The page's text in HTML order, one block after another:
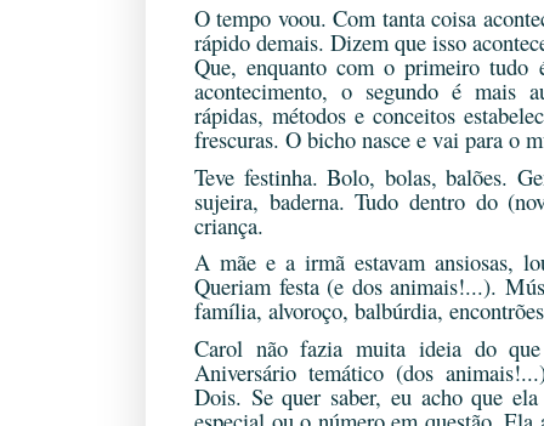
O tempo voou. Com tanta coisa
rápido demais. Dizem que isso
Que, enquanto com o primeiro tudo
acontecimento, o segundo é mais
rápidas, métodos e conceitos
frescuras. O bicho nasce e vai para o
Teve festinha. Bolo, bolas, balões.
sujeira, baderna. Tudo dentro do
criança.
A mãe e a irmã estavam ansiosas,
Queriam festa (e dos animais!...).
família, alvoroço, balbúrdia,
Carol não fazia muita ideia do
Aniversário temático (dos
Dois. Se quer saber, eu acho que